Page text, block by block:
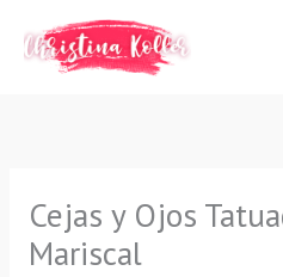
contenido
Cejas y Ojos
Mariscal